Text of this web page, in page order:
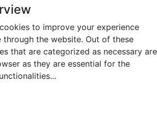
to improve your experience
through the website. Out of these
that are categorized as necessary are
as they are essential for the
...